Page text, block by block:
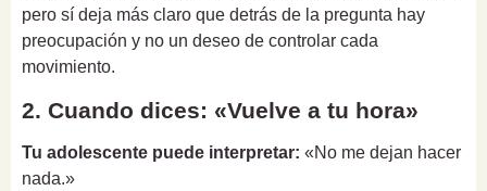
pero sí deja más claro que detrás de la pregunta hay
preocupación y no un deseo de controlar cada
movimiento.
2. Cuando dices: «Vuelve a tu hora»
Tu adolescente puede interpretar: «No me dejan hacer
nada.»